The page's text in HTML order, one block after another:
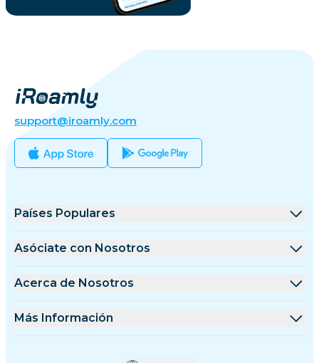
support@iroamly.com
Países Populares
Estados Unidos
Francia
Asóciate con Nosotros
Plataforma de Mayoristas
Acerca de Nosotros
Acerca de iRoamly
Más Información